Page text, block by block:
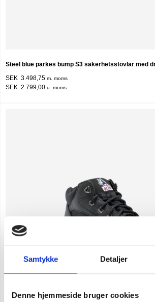
Samtykke Detaljer
Denne hjemmeside bruger cookies
Steel blue parkes bump S3 säkerhetsstövlar med
SEK 3.498,75 m. moms
SEK 2.799,00 u. moms